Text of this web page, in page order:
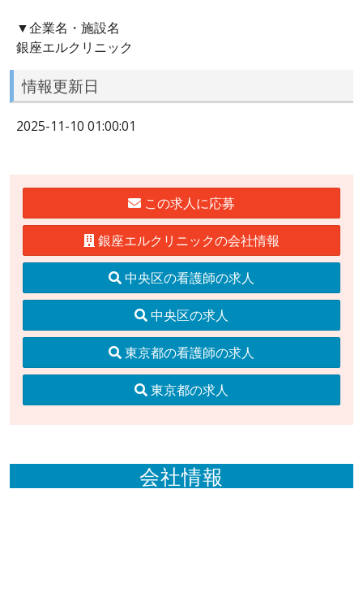
▼企業名・施設名
銀座エルクリニック
情報更新日
2025-11-10 01:00:01
この求人に応募
銀座エルクリニックの会社情報
中央区の看護師の求人
中央区の求人
東京都の看護師の求人
東京都の求人
会社情報